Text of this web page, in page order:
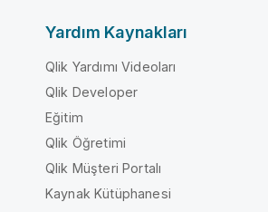
Yardım Kaynakları
Qlik Yardımı Videoları
Qlik Developer
Eğitim
Qlik Öğretimi
Qlik Müşteri Portalı
Kaynak Kütüphanesi